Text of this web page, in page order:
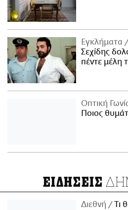
Εγκλήματα
Σεχίδης
πέντε μέλη
Οπτική
Ποιος
ΕΙΔΗΣΕΙΣ
Διεθνή Τι